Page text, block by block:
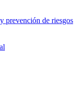
prevención de riesgos